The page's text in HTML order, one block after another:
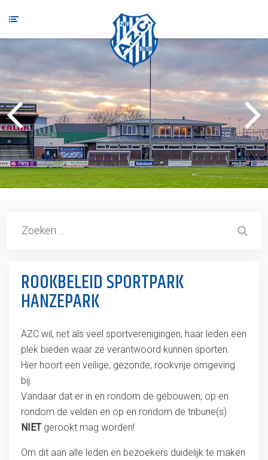
ROOKBELEID SPORTPARK
HANZEPARK
AZC wil, net als veel sportverenigingen, haar leden een
plek bieden waar ze verantwoord kunnen sporten.
Hier hoort een veilige, gezonde, rookvrije omgeving
bij.
Vandaar dat er in en rondom de gebouwen, op en
rondom de velden en op en rondom de tribune(s)
NIETgerookt mag worden!
Om dit aan alle leden en bezoekers duidelijk te maken